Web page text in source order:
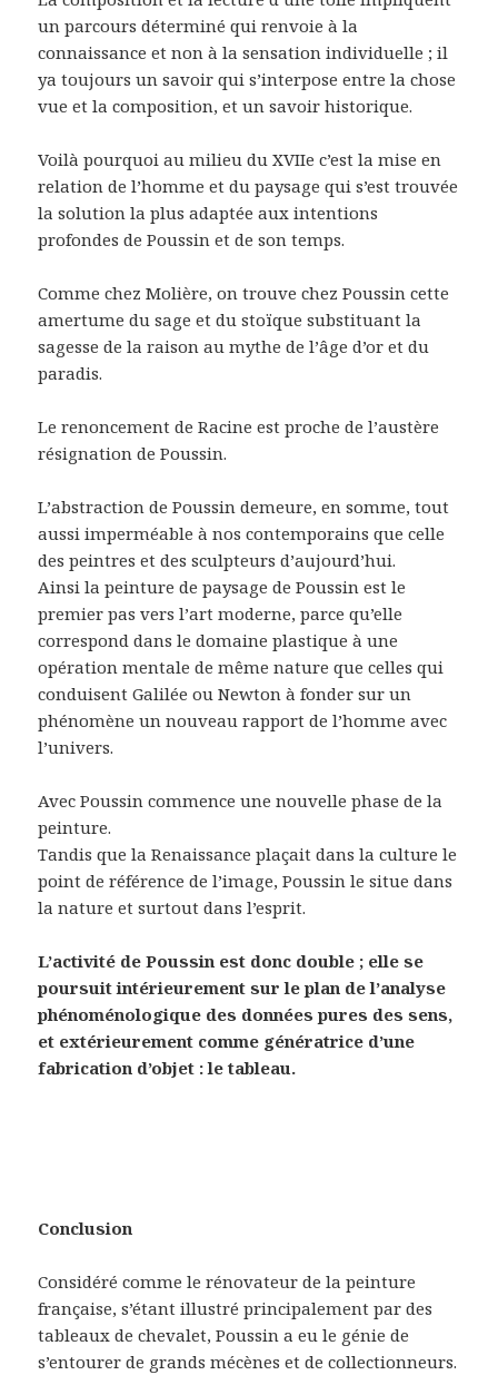
un parcours déterminé qui renvoie à la
connaissance et non à la sensation individuelle ; il
ya toujours un savoir qui s’interpose entre la chose
vue et la composition, et un savoir historique.
Voilà pourquoi au milieu du XVIIe c’est la mise en
relation de l’homme et du paysage qui s’est trouvée
la solution la plus adaptée aux intentions
profondes de Poussin et de son temps.
Comme chez Molière, on trouve chez Poussin cette
amertume du sage et du stoïque substituant la
sagesse de la raison au mythe de l’âge d’or et du
paradis.
Le renoncement de Racine est proche de l’austère
résignation de Poussin.
L’abstraction de Poussin demeure, en somme, tout
aussi imperméable à nos contemporains que celle
des peintres et des sculpteurs d’aujourd’hui.
Ainsi la peinture de paysage de Poussin est le
premier pas vers l’art moderne, parce qu’elle
correspond dans le domaine plastique à une
opération mentale de même nature que celles qui
conduisent Galilée ou Newton à fonder sur un
phénomène un nouveau rapport de l’homme avec
l’univers.
Avec Poussin commence une nouvelle phase de la
peinture.
Tandis que la Renaissance plaçait dans la culture le
point de référence de l’image, Poussin le situe dans
la nature et surtout dans l’esprit.
L’activité de Poussin est donc double ; elle se
poursuit intérieurement sur le plan de l’analyse
phénoménologique des données pures des sens,
et extérieurement comme génératrice d’une
fabrication d’objet : le tableau.
Conclusion
Considéré comme le rénovateur de la peinture
française, s’étant illustré principalement par des
tableaux de chevalet, Poussin a eu le génie de
s’entourer de grands mécènes et de collectionneurs.